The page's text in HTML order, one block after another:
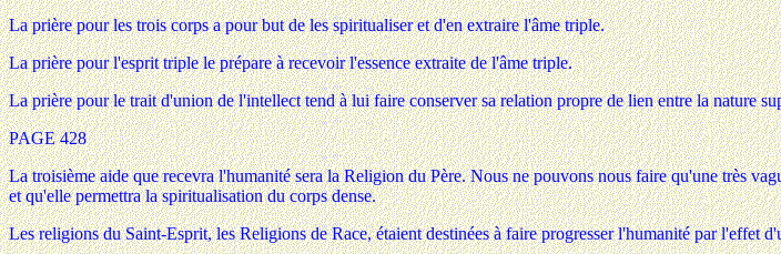
La prière pour les trois corps a pour but de les spiritualiser et d'en extraire l'âme triple.
La prière pour l'esprit triple le prépare à recevoir l'essence extraite de l'âme triple.
La prière pour le trait d'union de l'intellect tend à lui faire conserver sa relation propre de lien entre la nature
PAGE 428
La troisième aide que recevra l'humanité sera la Religion du Père. Nous ne pouvons nous faire qu'une très
et qu'elle permettra la spiritualisation du corps dense.
Les religions du Saint-Esprit, les Religions de Race, étaient destinées à faire progresser l'humanité par l'effet